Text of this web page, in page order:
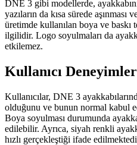
DNE 3 gibi modellerde,
yazıların da kısa sürede
üretimde kullanılan boya ve baskı
ilgilidir. Logo soyulmaları da
etkilemez.
Kullanıcı
Kullanıcılar, DNE 3
olduğunu ve bunun normal kabul
Boya soyulması durumunda
edilebilir. Ayrıca, siyah renkli
hızlı gerçekleştiği ifade